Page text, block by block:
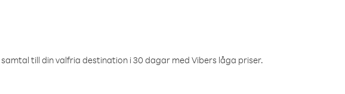
till din valfria destination i 30 dagar med Vibers låga priser.